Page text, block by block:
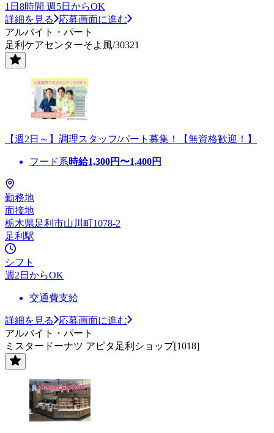
1日8時間 週5日からOK
詳細を見る
応募画面に進む
アルバイト・パート
足利ケアセンターそよ風/30321
【週2日～】調理スタッフ/パート募集！【無資格歓迎！】
フード系時給1,300円〜1,400円
勤務地
面接地
栃木県足利市山川町1078-2
足利駅
シフト
週2日からOK
交通費支給
詳細を見る
応募画面に進む
アルバイト・パート
ミスタードーナツ アピタ足利ショップ[1018]